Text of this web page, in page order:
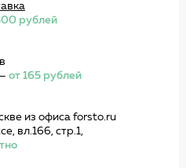
рублей
от 165 рублей
из офиса forsto.ru
вл.166, стр.1,